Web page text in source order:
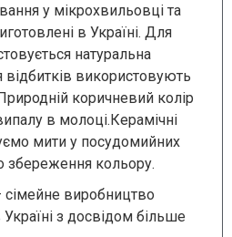
у мікрохвильовці та
в Україні. Для
натуральна
відбитків використовують
коричневий колір
в молоці.Керамічні
мити у посудомийних
кольору.
сімейне виробництво
з досвідом більше